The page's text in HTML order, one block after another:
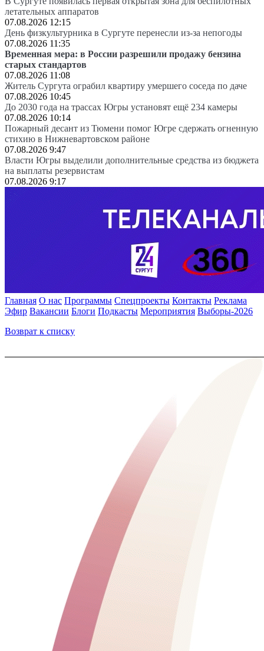
летательных аппаратов
07.08.2026 12:15
День физкультурника в Сургуте перенесли из-за непогоды
07.08.2026 11:35
Временная мера: в России разрешили продажу бензина
старых стандартов
07.08.2026 11:08
Житель Сургута ограбил квартиру умершего соседа по даче
07.08.2026 10:45
До 2030 года на трассах Югры установят ещё 234 камеры
07.08.2026 10:14
Пожарный десант из Тюмени помог Югре сдержать огненную
стихию в Нижневартовском районе
07.08.2026 9:47
Власти Югры выделили дополнительные средства из бюджета
на выплаты резервистам
07.08.2026 9:17
Главная О нас Программы Спецпроекты Контакты Реклама
Эфир Вакансии Блоги Подкасты Мероприятия Выборы-2026
Возврат к списку